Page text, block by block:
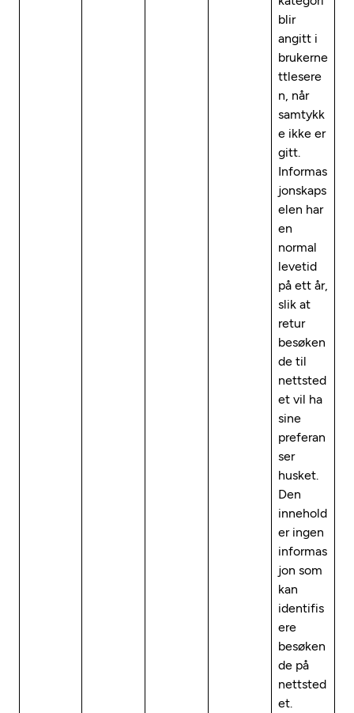
blir
angitt i
brukerne
ttlesere
n, når
samtykk
e ikke er
gitt.
Informas
jonskaps
elen har
en
normal
levetid
på ett år,
slik at
retur
besøken
de til
nettsted
et vil ha
sine
preferan
ser
husket.
Den
innehold
er ingen
informas
jon som
kan
identifis
ere
besøken
de på
nettsted
et.